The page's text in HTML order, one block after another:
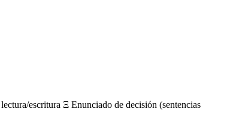
escritura Ξ Enunciado de decisión (sentencias